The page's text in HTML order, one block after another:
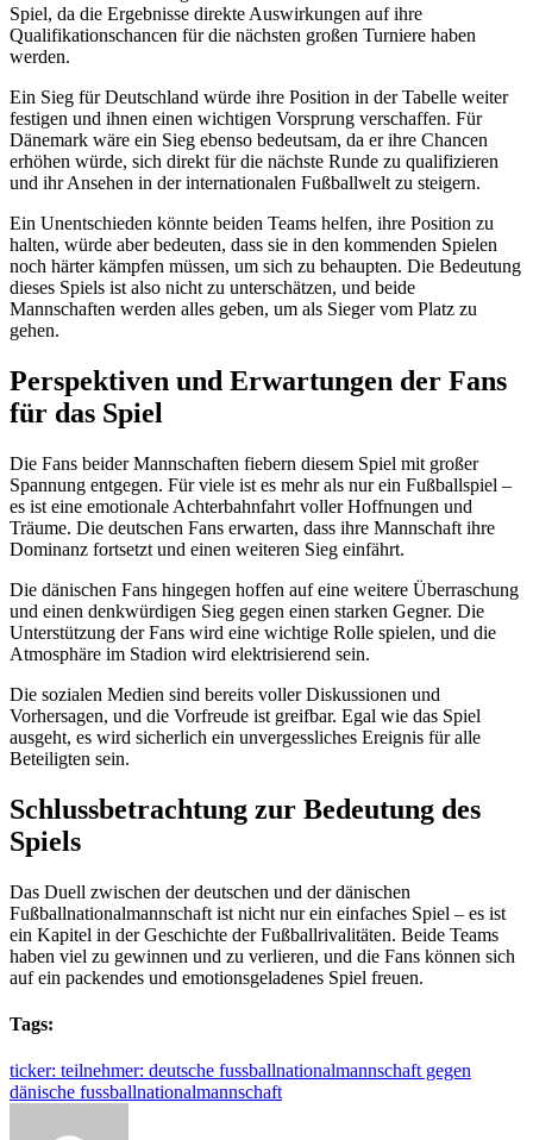
Spiel, da die Ergebnisse direkte Auswirkungen auf ihre
Qualifikationschancen für die nächsten großen Turniere haben
werden.
Ein Sieg für Deutschland würde ihre Position in der Tabelle weiter
festigen und ihnen einen wichtigen Vorsprung verschaffen. Für
Dänemark wäre ein Sieg ebenso bedeutsam, da er ihre Chancen
erhöhen würde, sich direkt für die nächste Runde zu qualifizieren
und ihr Ansehen in der internationalen Fußballwelt zu steigern.
Ein Unentschieden könnte beiden Teams helfen, ihre Position zu
halten, würde aber bedeuten, dass sie in den kommenden Spielen
noch härter kämpfen müssen, um sich zu behaupten. Die Bedeutung
dieses Spiels ist also nicht zu unterschätzen, und beide
Mannschaften werden alles geben, um als Sieger vom Platz zu
gehen.
Perspektiven und Erwartungen der Fans
für das Spiel
Die Fans beider Mannschaften fiebern diesem Spiel mit großer
Spannung entgegen. Für viele ist es mehr als nur ein Fußballspiel –
es ist eine emotionale Achterbahnfahrt voller Hoffnungen und
Träume. Die deutschen Fans erwarten, dass ihre Mannschaft ihre
Dominanz fortsetzt und einen weiteren Sieg einfährt.
Die dänischen Fans hingegen hoffen auf eine weitere Überraschung
und einen denkwürdigen Sieg gegen einen starken Gegner. Die
Unterstützung der Fans wird eine wichtige Rolle spielen, und die
Atmosphäre im Stadion wird elektrisierend sein.
Die sozialen Medien sind bereits voller Diskussionen und
Vorhersagen, und die Vorfreude ist greifbar. Egal wie das Spiel
ausgeht, es wird sicherlich ein unvergessliches Ereignis für alle
Beteiligten sein.
Schlussbetrachtung zur Bedeutung des
Spiels
Das Duell zwischen der deutschen und der dänischen
Fußballnationalmannschaft ist nicht nur ein einfaches Spiel – es ist
ein Kapitel in der Geschichte der Fußballrivalitäten. Beide Teams
haben viel zu gewinnen und zu verlieren, und die Fans können sich
auf ein packendes und emotionsgeladenes Spiel freuen.
Tags:
ticker: teilnehmer: deutsche fussballnationalmannschaft gegen
dänische fussballnationalmannschaft